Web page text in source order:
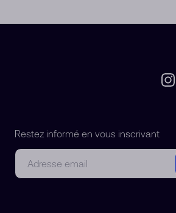
Restez informé en vous inscrivant